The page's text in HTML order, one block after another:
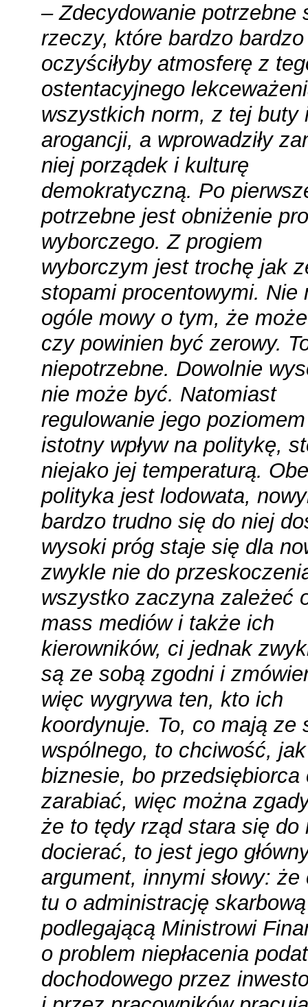
– Zdecydowanie potrzebne
rzeczy, które bardzo bardzo
oczyściłyby atmosferę z
ostentacyjnego
wszystkich norm, z tej buty
arogancji, a wprowadziły
niej porządek i kulturę
demokratyczną. Po
potrzebne jest obniżenie
wyborczego. Z progiem
wyborczym jest trochę jak
stopami procentowymi. Nie
ogóle mowy o tym, że
czy powinien być zerowy.
niepotrzebne. Dowolnie
nie może być. Natomiast
regulowanie jego
istotny wpływ na politykę,
niejako jej temperaturą.
polityka jest lodowata,
bardzo trudno się do niej
wysoki próg staje się dla
zwykle nie do
wszystko zaczyna zależeć
mass mediów i także ich
kierowników, ci jednak
są ze sobą zgodni i
więc wygrywa ten, kto ich
koordynuje. To, co mają ze
wspólnego, to chciwość,
biznesie, bo przedsiębiorca
zarabiać, więc można
że to tędy rząd stara się do
docierać, to jest jego
argument, innymi słowy: że
tu o administrację skarbową
podlegającą Ministrowi
o problem niepłacenia
dochodowego przez